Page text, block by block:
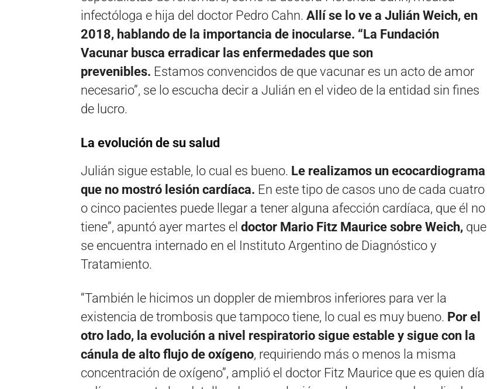
infectóloga e hija del doctor Pedro Cahn. Allí se lo ve a Julián Weich, en
2018, hablando de la importancia de inocularse. “La Fundación
Vacunar busca erradicar las enfermedades que son
prevenibles. Estamos convencidos de que vacunar es un acto de amor
necesario”, se lo escucha decir a Julián en el video de la entidad sin fines
de lucro.
La evolución de su salud
Julián sigue estable, lo cual es bueno. Le realizamos un ecocardiograma
que no mostró lesión cardíaca. En este tipo de casos uno de cada cuatro
o cinco pacientes puede llegar a tener alguna afección cardíaca, que él no
tiene”, apuntó ayer martes el doctor Mario Fitz Maurice sobre Weich, que
se encuentra internado en el Instituto Argentino de Diagnóstico y
Tratamiento.
“También le hicimos un doppler de miembros inferiores para ver la
existencia de trombosis que tampoco tiene, lo cual es muy bueno. Por el
otro lado, la evolución a nivel respiratorio sigue estable y sigue con la
cánula de alto flujo de oxígeno, requiriendo más o menos la misma
concentración de oxígeno”, amplió el doctor Fitz Maurice que es quien día